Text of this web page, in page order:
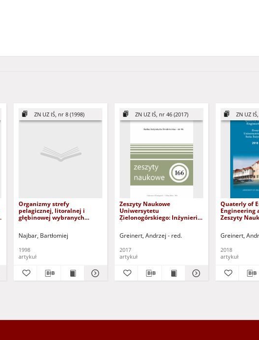
ZN UZ IŚ, nr 8 (1998)
Organizmy strefy
pelagicznej, litoralnej i
głębinowej wybranych
Mużakowskim
Najbar, Bartłomiej
1998
artykuł
ZN UZ IŚ, nr 46 (2017)
Zeszyty Naukowe
Uniwersytetu
Zielonogórskiego: Inżynieria
Greinert, Andrzej - red.
2017
artykuł
ZN UZ
Quaterly of
Engineering
Zeszyty
Środowiska,
Greinert,
2018
artykuł